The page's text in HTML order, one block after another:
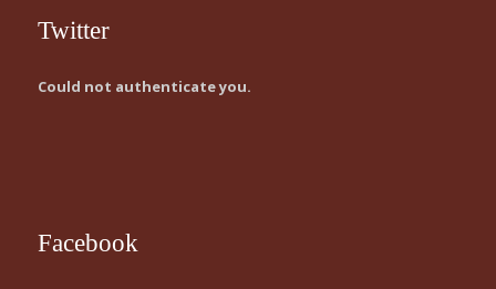
Twitter
Could not authenticate you.
Facebook